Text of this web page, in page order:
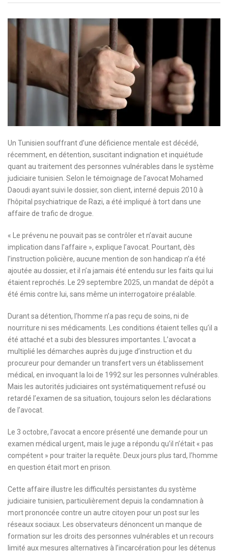
Un Tunisien souffrant d’une déficience mentale est décédé,
récemment, en détention, suscitant indignation et inquiétude
quant au traitement des personnes vulnérables dans le système
judiciaire tunisien. Selon le témoignage de l’avocat Mohamed
Daoudi ayant suivi le dossier, son client, interné depuis 2010 à
l’hôpital psychiatrique de Razi, a été impliqué à tort dans une
affaire de trafic de drogue.
« Le prévenu ne pouvait pas se contrôler et n’avait aucune
implication dans l’affaire », explique l’avocat. Pourtant, dès
l’instruction policière, aucune mention de son handicap n’a été
ajoutée au dossier, et il n’a jamais été entendu sur les faits qui lui
étaient reprochés. Le 29 septembre 2025, un mandat de dépôt a
été émis contre lui, sans même un interrogatoire préalable.
Durant sa détention, l’homme n’a pas reçu de soins, ni de
nourriture ni ses médicaments. Les conditions étaient telles qu’il a
été attaché et a subi des blessures importantes. L’avocat a
multiplié les démarches auprès du juge d’instruction et du
procureur pour demander un transfert vers un établissement
médical, en invoquant la loi de 1992 sur les personnes vulnérables.
Mais les autorités judiciaires ont systématiquement refusé ou
retardé l’examen de sa situation, toujours selon les déclarations
de l’avocat.
Le 3 octobre, l’avocat a encore présenté une demande pour un
examen médical urgent, mais le juge a répondu qu’il n’était « pas
compétent » pour traiter la requête. Deux jours plus tard, l’homme
en question était mort en prison.
Cette affaire illustre les difficultés persistantes du système
judiciaire tunisien, particulièrement depuis la condamnation à
mort prononcée contre un autre citoyen pour un post sur les
réseaux sociaux. Les observateurs dénoncent un manque de
formation sur les droits des personnes vulnérables et un recours
limité aux mesures alternatives à l’incarcération pour les détenus